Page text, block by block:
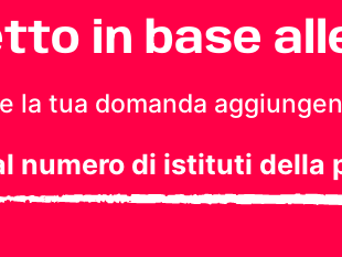
in base
tua domanda
numero di istituti della